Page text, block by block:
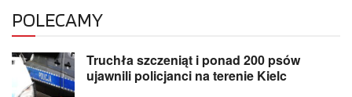
POLECAMY
Truchła szczeniąt i ponad 200 psów
ujawnili policjanci na terenie Kielc